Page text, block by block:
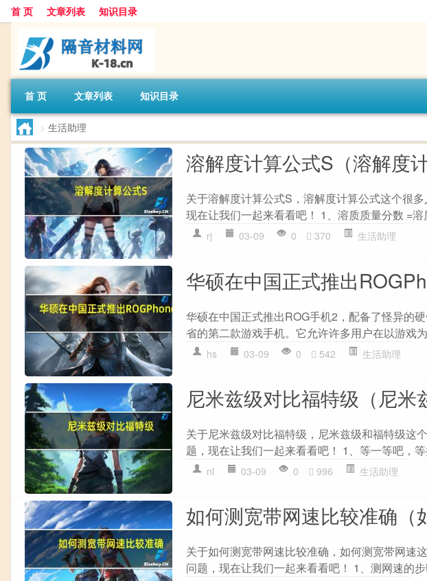
首 页 文章列表 知识目录
首 页 文章列表 知识目录
> 生活助理
溶解度计算公式S（溶解度计
关于溶解度计算公式S，溶解度计算公式这个很
现在让我们一起来看看吧！ 1、溶质质量分数 =
rj 03-09 0 370 生活助理
华硕在中国正式推出
华硕在中国正式推出ROG手机2，配备了怪异的
省的第二款游戏手机。它允许许多用户在以游戏
hs 03-09 0 542 生活助理
尼米兹级对比福特级（尼米
关于尼米兹级对比福特级，尼米兹级和福特级这
题，现在让我们一起来看看吧！ 1、等一等吧，
nl 03-09 0 996 生活助理
如何测宽带网速比较准确（
关于如何测宽带网速比较准确，如何测宽带网速
问题，现在让我们一起来看看吧！ 1、测网速的